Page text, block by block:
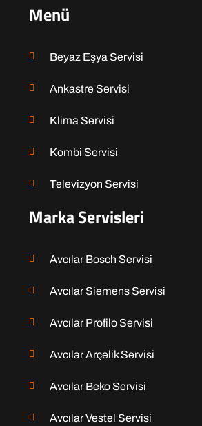
Menü
Beyaz Eşya Servisi
Ankastre Servisi
Klima Servisi
Kombi Servisi
Televizyon Servisi
Marka Servisleri
Avcılar Bosch Servisi
Avcılar Siemens Servisi
Avcılar Profilo Servisi
Avcılar Arçelik Servisi
Avcılar Beko Servisi
Avcılar Vestel Servisi